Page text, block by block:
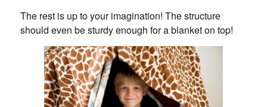
The rest is up to your imagination! The structure
should even be sturdy enough for a blanket on top!